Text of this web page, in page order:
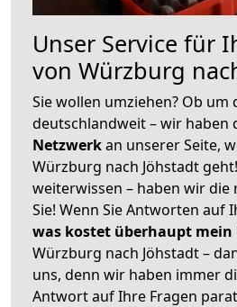
Unser Service für
von Würzburg
Sie wollen umziehen? Ob um
deutschlandweit – wir haben
Netzwerkan unserer Seite,
Würzburg nach Jöhstadt
weiterwissen – haben wir
Sie! Wenn Sie Antworten auf
was kostet überhaupt mein
Würzburg nach Jöhstadt –
uns, denn wir haben immer
Antwort auf Ihre Fragen